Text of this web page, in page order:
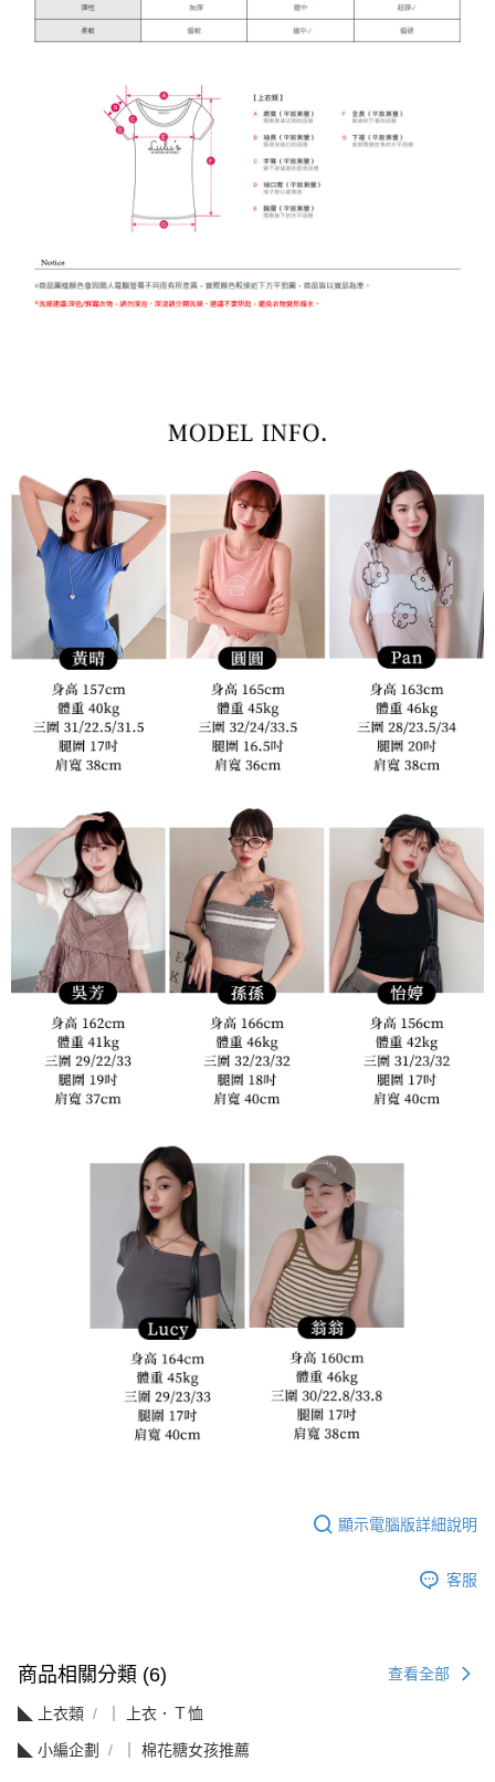
顯示電腦版詳細說明
客服
商品相關分類 (6) 查看全部
◣ 上衣類 ｜ 上衣．Ｔ恤
◣ 小編企劃 ｜ 棉花糖女孩推薦